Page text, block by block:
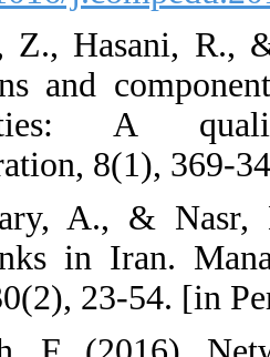
52. Rafai, Z.,
Dimensions
Administration,
53. Rahdary,
Think Tanks in
Process, 30(2),